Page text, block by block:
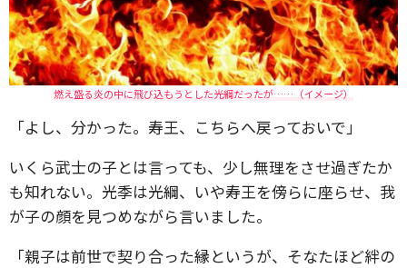
燃え盛る炎の中に飛び込もうとした光綱だったが……（イメージ）
「よし、分かった。寿王、こちらへ戻っておいで」
いくら武士の子とは言っても、少し無理をさせ過ぎたか
も知れない。光季は光綱、いや寿王を傍らに座らせ、我
が子の顔を見つめながら言いました。
「親子は前世で契り合った縁というが、そなたほど絆の